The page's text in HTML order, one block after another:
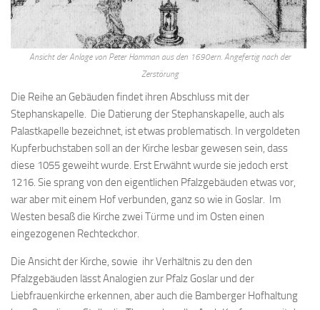
Ansicht der Anlage von Peter Hamman aus den 1690ern. Angefertig nach der
Zerstörung
Die Reihe an Gebäuden findet ihren Abschluss mit der
Stephanskapelle. Die Datierung der Stephanskapelle, auch als
Palastkapelle bezeichnet, ist etwas problematisch. In vergoldeten
Kupferbuchstaben soll an der Kirche lesbar gewesen sein, dass
diese 1055 geweiht wurde. Erst Erwähnt wurde sie jedoch erst
1216. Sie sprang von den eigentlichen Pfalzgebäuden etwas vor,
war aber mit einem Hof verbunden, ganz so wie in Goslar. Im
Westen besaß die Kirche zwei Türme und im Osten einen
eingezogenen Rechteckchor.
Die Ansicht der Kirche, sowie ihr Verhältnis zu den den
Pfalzgebäuden lässt Analogien zur Pfalz Goslar und der
Liebfrauenkirche erkennen, aber auch die Bamberger Hofhaltung